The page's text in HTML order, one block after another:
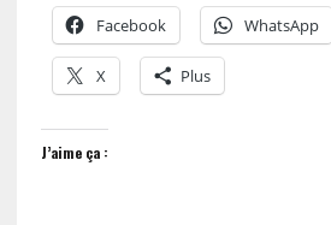
Facebook WhatsApp
X Plus
J’aime ça :